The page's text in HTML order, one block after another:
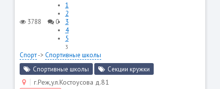
3788 0
1
2
3
4
5
3
Спорт-> Спортивные школы
Спортивные школы
Секции кружки
г.Реж,ул.Костоусова д.81